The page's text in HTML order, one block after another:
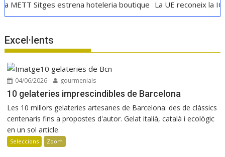
estrena hoteleria boutique La UE reconeix la IGP Pernil
Excel·lents
04/06/2026 gourmenials
10 gelateries imprescindibles de Barcelona
Les 10 millors gelateries artesanes de Barcelona: des de clàssics
centenaris fins a propostes d'autor. Gelat italià, català i ecològic
en un sol article.
Seleccions Zoom